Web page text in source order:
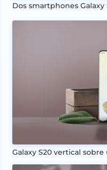
Dos smartphones
Galaxy S20 vertical